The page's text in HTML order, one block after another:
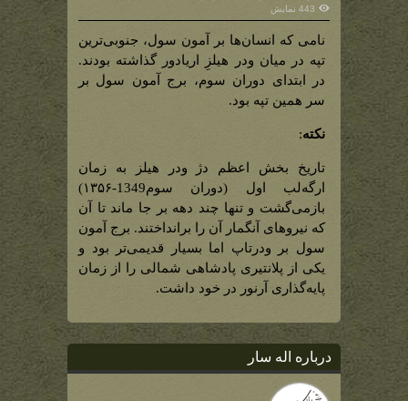
443 نمایش
نامی که انسان‌ها بر آمون سول، جنوبی‌ترین
تپه در میان ودر هیلزِ اریادور گذاشته بودند.
در ابتدای دوران سوم، برج آمون سول بر
سر همین تپه بود.
نکته:
تاریخ بخش اعظم دژ ودر هیلز به زمان
ارگه‌لب اول (دوران سوم1349-۱۳۵۶)
بازمی‌گشت و تنها چند دهه بر جا ماند تا آن
که نیروهای آنگمار آن را برانداختند. برج آمون
سول بر ودرتاپ اما بسیار قدیمی‌تر بود و
یکی از پلانتیری‌ پادشاهی شمالی را از زمان
پایه‌گذاری آرنور در خود داشت.
درباره اله سار